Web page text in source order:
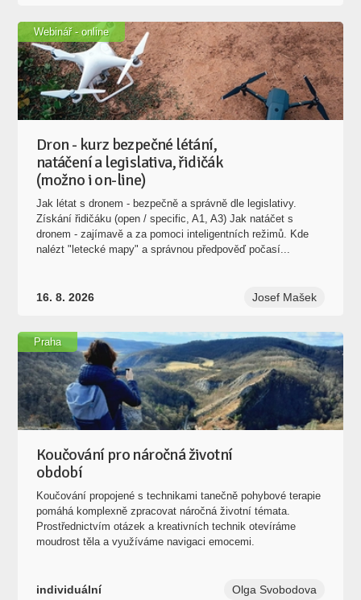
Dron - kurz bezpečné létání,
natáčení a legislativa, řidičák
(možno i on-line)
Jak létat s dronem - bezpečně a správně dle legislativy.
Získání řidičáku (open / specific, A1, A3) Jak natáčet s
dronem - zajímavě a za pomoci inteligentních režimů. Kde
nalézt "letecké mapy" a správnou předpověď počasí...
16. 8. 2026 Josef Mašek
Webinář - online
Koučování pro náročná životní
období
Koučování propojené s technikami tanečně pohybové terapie
pomáhá komplexně zpracovat náročná životní témata.
Prostřednictvím otázek a kreativních technik otevíráme
moudrost těla a využíváme navigaci emocemi.
individuální Olga Svobodova
Praha